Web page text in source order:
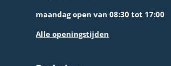
maandag open van 08:30 tot 17:00
Alle openingstijden